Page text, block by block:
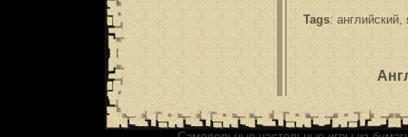
Tags: английский,